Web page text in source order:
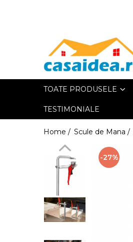
Banda Adeziva
Blocator & Solutie Blocare
TOATE PRODUSELE
TESTIMONIALE
Home / Scule de Mana /
-27%